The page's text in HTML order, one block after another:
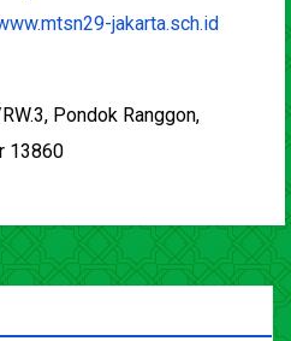
jakarta.sch.id
Pondok Ranggon,
13860